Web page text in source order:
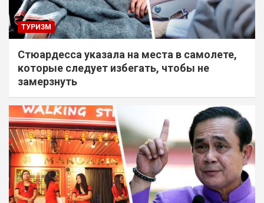
ТУРИЗМ
Стюардесса указала на места в самолете,
которые следует избегать, чтобы не
замерзнуть